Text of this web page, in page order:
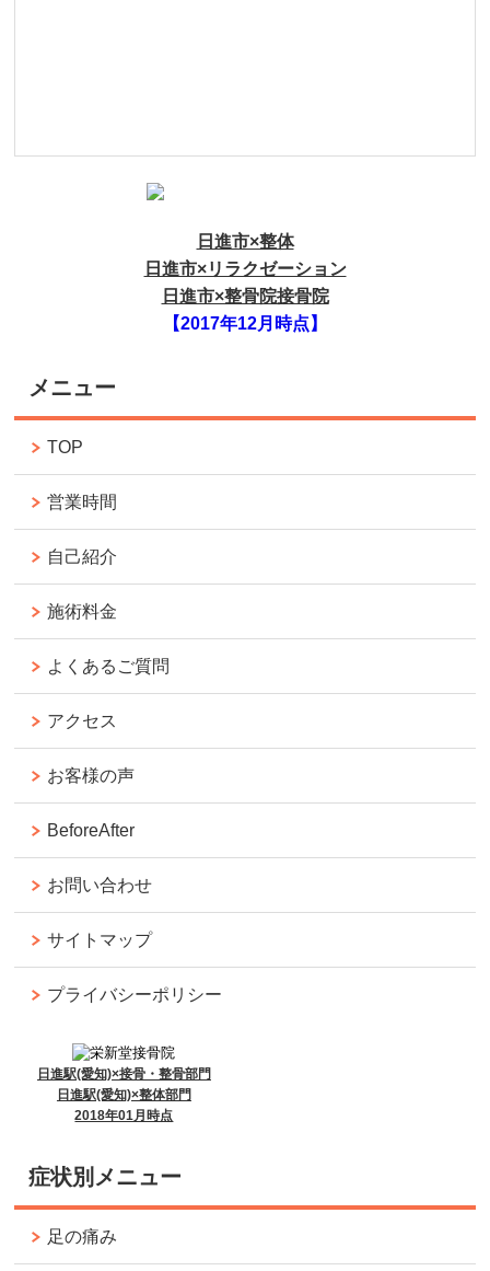
日進市×整体
日進市×リラクゼーション
日進市×整骨院接骨院
【2017年12月時点】
メニュー
TOP
営業時間
自己紹介
施術料金
よくあるご質問
アクセス
お客様の声
BeforeAfter
お問い合わせ
サイトマップ
プライバシーポリシー
日進駅(愛知)×接骨・整骨部門
日進駅(愛知)×整体部門
2018年01月時点
症状別メニュー
足の痛み